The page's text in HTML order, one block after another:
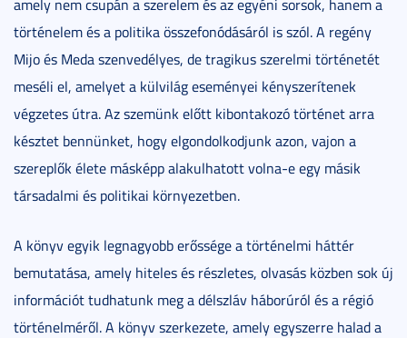
amely nem csupán a szerelem és az egyéni sorsok, hanem a
történelem és a politika összefonódásáról is szól. A regény
Mijo és Meda szenvedélyes, de tragikus szerelmi történetét
meséli el, amelyet a külvilág eseményei kényszerítenek
végzetes útra. Az szemünk előtt kibontakozó történet arra
késztet bennünket, hogy elgondolkodjunk azon, vajon a
szereplők élete másképp alakulhatott volna-e egy másik
társadalmi és politikai környezetben.
A könyv egyik legnagyobb erőssége a történelmi háttér
bemutatása, amely hiteles és részletes, olvasás közben sok új
információt tudhatunk meg a délszláv háborúról és a régió
történelméről. A könyv szerkezete, amely egyszerre halad a